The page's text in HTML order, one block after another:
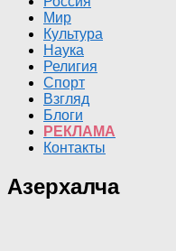
Мир
Культура
Наука
Религия
Спорт
Взгляд
Блоги
РЕКЛАМА
Контакты
Азерхалча